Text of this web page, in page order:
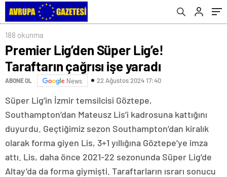
188 okunma
Premier Lig’den Süper Lig’e!
Taraftarın çağrısı işe yaradı
ABONE OL News 22 Ağustos 2024 17:40
Süper Lig’in İzmir temsilcisi Göztepe,
Southampton’dan Mateusz Lis’i kadrosuna kattığını
duyurdu. Geçtiğimiz sezon Southampton’dan kiralık
olarak forma giyen Lis, 3+1 yıllığına Göztepe’ye imza
attı. Lis, daha önce 2021-22 sezonunda Süper Lig’de
Altay’da da forma giymişti. Taraftarların ısrarı sonucu
iddiaları yalanladı